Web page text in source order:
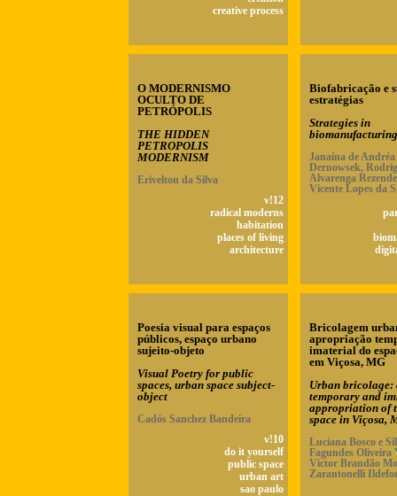
creative process
O MODERNISMO
OCULTO DE
PETRÓPOLIS
THE HIDDEN
PETROPOLIS
MODERNISM
Erivelton da Silva
v!12
radical moderns
habitation
places of living
architecture
Biofabricação e
estratégias
Strategies in
biomanufacturing
Janaína de Andréa
Dernowsek,
Alvarenga
Vicente Lopes da
Poesia visual para espaços
públicos, espaço urbano
sujeito-objeto
Visual Poetry for public
spaces, urban space subject-
object
Cadós Sanchez Bandeira
v!10
do it yourself
public space
urban art
sao paulo
Bricolagem
apropriação
imaterial do
em Viçosa, MG
Urban bricolage:
temporary and
appropriation of
space in Viçosa,
Luciana Bosco e
Fagundes Oliveira
Victor Brandão
Zarantonelli